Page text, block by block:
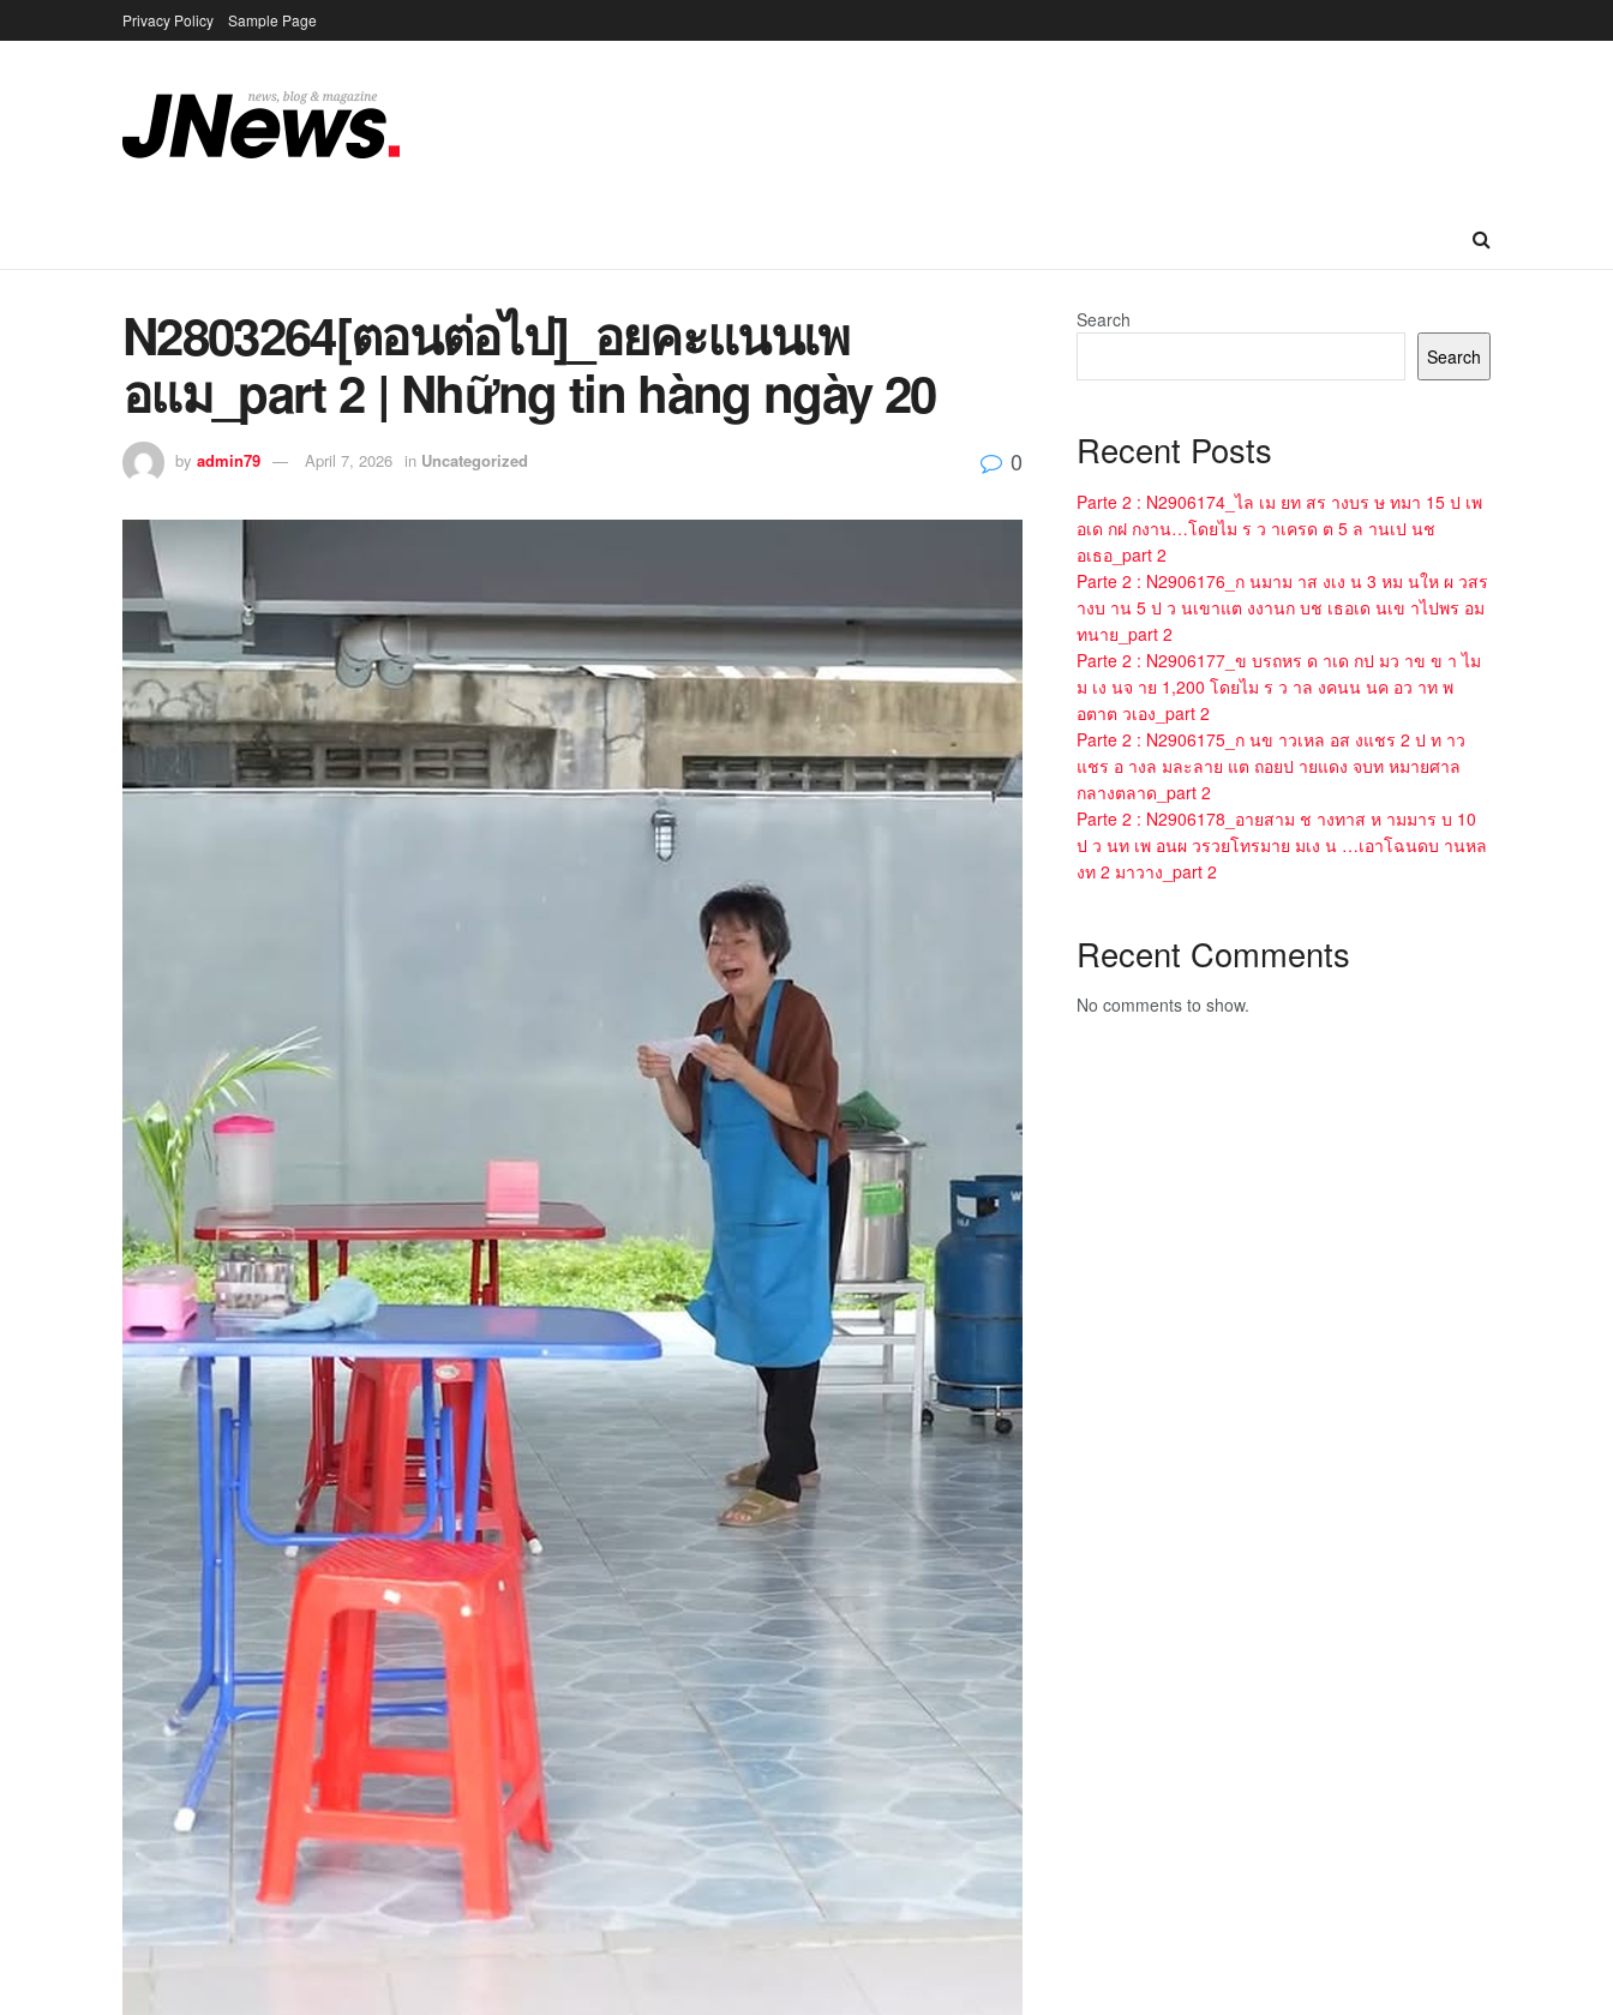
Privacy Policy Sample Page
N2803264[ตอนต่อไป]_อยคะแนนเพ
อแม_part 2 | Những tin hàng ngày 20
by admin79 April 7, 2026 in Uncategorized 0
Search
Search
Recent Posts
Parte 2 : N2906174_ไล เม ยท สร างบร ษ ทมา 15 ป เพ
อเด กฝ กงาน…โดยไม ร ว าเครด ต 5 ล านเป นช
อเธอ_part 2
Parte 2 : N2906176_ก นมาม าส งเง น 3 หม นให ผ วสร
างบ าน 5 ป ว นเขาแต งงานก บช เธอเด นเข าไปพร อม
ทนาย_part 2
Parte 2 : N2906177_ข บรถหร ด าเด กป มว าข ข า ไม
ม เง นจ าย 1,200 โดยไม ร ว าล งคนน นค อว าท พ
อตาต วเอง_part 2
Parte 2 : N2906175_ก นข าวเหล อส งแชร 2 ป ท าว
แชร อ างล มละลาย แต ถอยป ายแดง จบท หมายศาล
กลางตลาด_part 2
Parte 2 : N2906178_อายสาม ช างทาส ห ามมาร บ 10
ป ว นท เพ อนผ วรวยโทรมาย มเง น …เอาโฉนดบ านหล
งท 2 มาวาง_part 2
Recent Comments
No comments to show.